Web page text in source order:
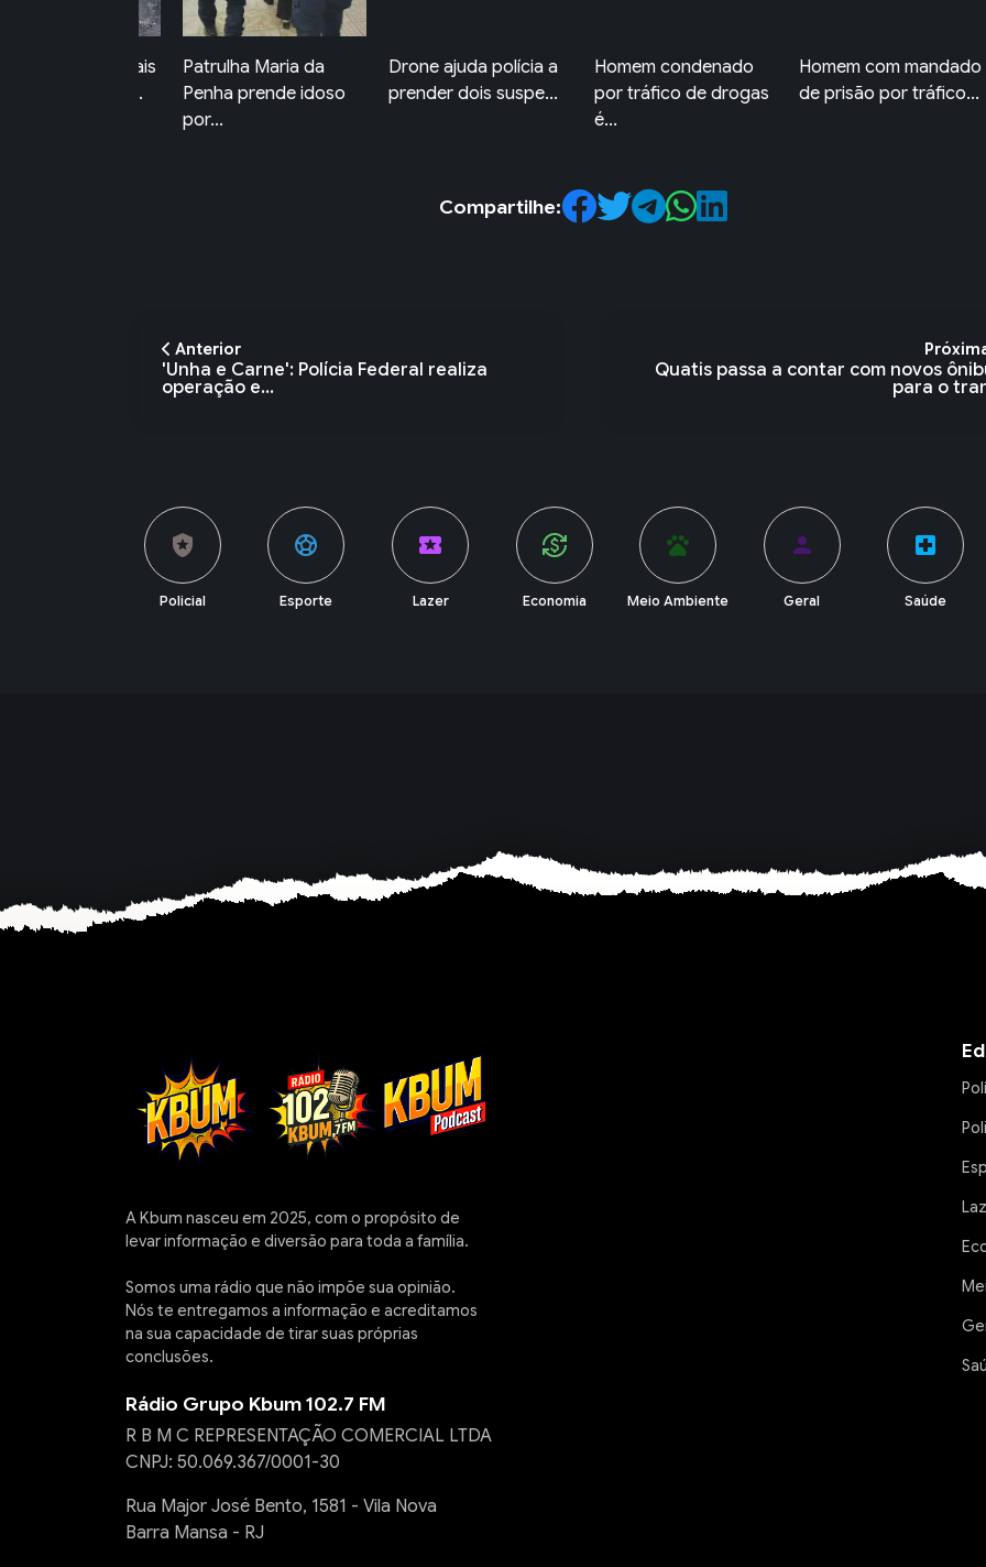
prende idoso
Drone ajuda polícia a
prender dois suspe...
Homem condenado
por tráfico de drogas
Homem com mandado
de prisão por tráfico...
Adolescente é
apreendido por
Compartilhe:
Anterior
'Unha e Carne': Polícia Federal realiza
operação e...
Quatis passa a contar com novos
para o
sports_soccer
Esporte
local_activity
Lazer
currency_exchange
Economia
pets
Meio Ambiente
person
Geral
local_hospital
Saúde
account_balance
Política
A Kbum nasceu em 2025, com o propósito de
levar informação e diversão para toda a família.
Somos uma rádio que não impõe sua opinião.
Nós te entregamos a informação e acreditamos
na sua capacidade de tirar suas próprias
conclusões.
Rádio Grupo Kbum 102.7 FM
R B M C REPRESENTAÇÃO COMERCIAL LTDA
CNPJ: 50.069.367/0001-30
Rua Major José Bento, 1581 - Vila Nova
Barra Mansa - RJ